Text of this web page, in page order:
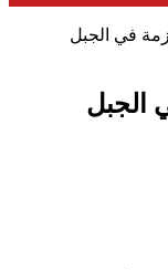
في الجبل
الجبل